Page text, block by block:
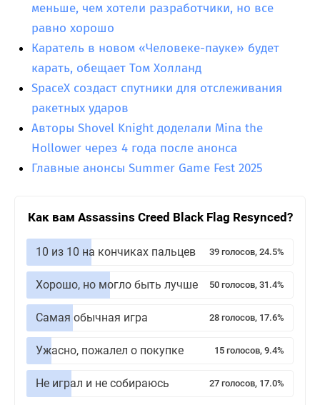
меньше, чем хотели разработчики, но все
равно хорошо
Каратель в новом «Человеке-пауке» будет
карать, обещает Том Холланд
SpaceX создаст спутники для отслеживания
ракетных ударов
Авторы Shovel Knight доделали Mina the
Hollower через 4 года после анонса
Главные анонсы Summer Game Fest 2025
Как вам Assassins Creed Black Flag Resynced?
10 из 10 на кончиках пальцев 39 голосов, 24.5%
Хорошо, но могло быть лучше 50 голосов, 31.4%
Самая обычная игра 28 голосов, 17.6%
Ужасно, пожалел о покупке 15 голосов, 9.4%
Не играл и не собираюсь 27 голосов, 17.0%